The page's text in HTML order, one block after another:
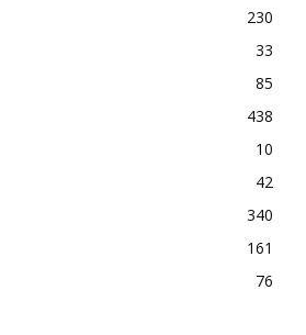
230
33
85
438
10
42
340
161
76